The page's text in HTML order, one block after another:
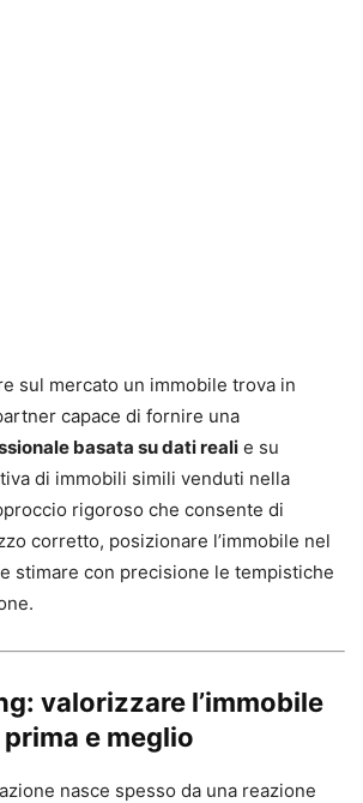
sul mercato un immobile trova in
capace di fornire una
basata su dati reali e su
di immobili simili venduti nella
rigoroso che consente di
corretto, posizionare l’immobile nel
stimare con precisione le tempistiche
valorizzare l’immobile
e meglio
nasce spesso da una reazione